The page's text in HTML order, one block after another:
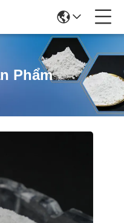
Phẩm